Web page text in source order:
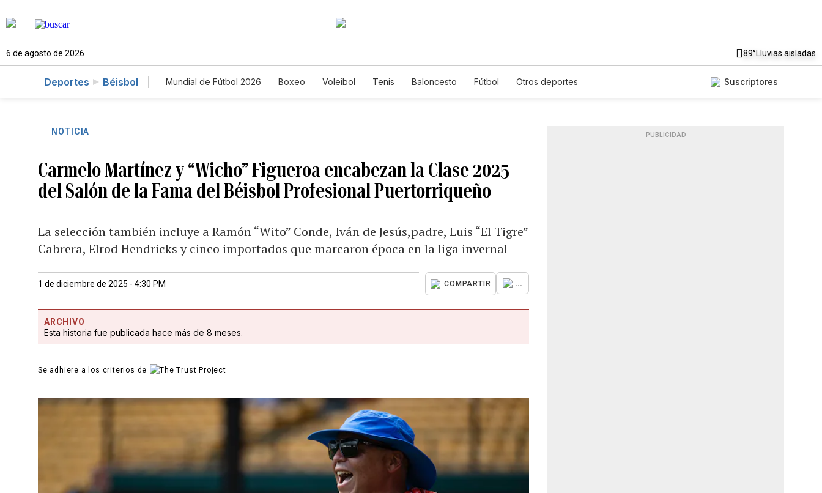
6 de agosto de 2026 89°Lluvias aisladas
Deportes Béisbol Mundial de Fútbol 2026 Boxeo Voleibol Tenis Baloncesto Fútbol Otros deportes Suscriptores
NOTICIA
Carmelo Martínez y “Wicho” Figueroa encabezan la Clase 2025
del Salón de la Fama del Béisbol Profesional Puertorriqueño
La selección también incluye a Ramón “Wito” Conde, Iván de Jesús,padre, Luis “El Tigre”
Cabrera, Elrod Hendricks y cinco importados que marcaron época en la liga invernal
1 de diciembre de 2025 - 4:30 PM COMPARTIR ...
ARCHIVO
Esta historia fue publicada hace más de 8 meses.
Se adhiere a los criterios de
PUBLICIDAD